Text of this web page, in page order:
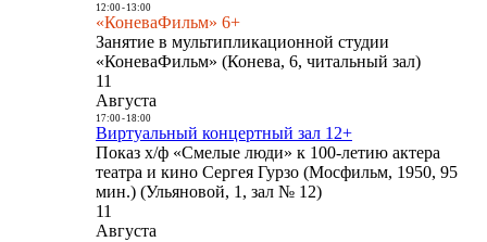
12:00- 13:00
«КоневаФильм» 6+
Занятие в мультипликационной студии
«КоневаФильм» (Конева, 6, читальный зал)
11
Августа
17:00- 18:00
Виртуальный концертный зал 12+
Показ х/ф «Смелые люди» к 100-летию актера
театра и кино Сергея Гурзо (Мосфильм, 1950, 95
мин.) (Ульяновой, 1, зал № 12)
11
Августа